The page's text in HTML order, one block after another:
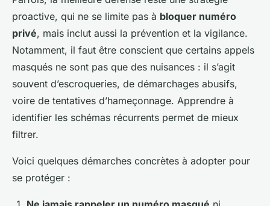
proactive, qui ne se limite pas à bloquer numéro
privé, mais inclut aussi la prévention et la vigilance.
Notamment, il faut être conscient que certains appels
masqués ne sont pas que des nuisances : il s’agit
souvent d’escroqueries, de démarchages abusifs,
voire de tentatives d’hameçonnage. Apprendre à
identifier les schémas récurrents permet de mieux
filtrer.
Voici quelques démarches concrètes à adopter pour
se protéger :